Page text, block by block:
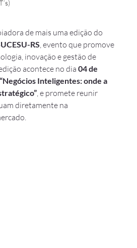
5 estrelas.
de mais uma edição do
RS, evento que promove
inovação e gestão de
acontece no dia 04 de
“Negócios Inteligentes: onde a
, e promete reunir
diretamente na